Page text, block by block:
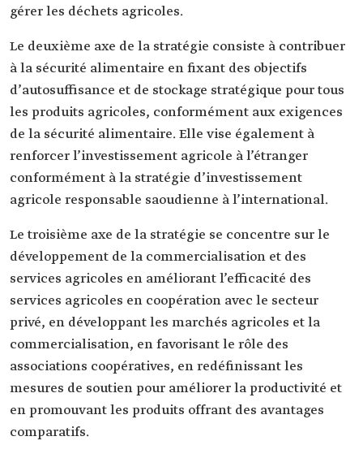
gérer les déchets agricoles.
Le deuxième axe de la stratégie consiste à contribuer
à la sécurité alimentaire en fixant des objectifs
d’autosuffisance et de stockage stratégique pour tous
les produits agricoles, conformément aux exigences
de la sécurité alimentaire. Elle vise également à
renforcer l’investissement agricole à l’étranger
conformément à la stratégie d’investissement
agricole responsable saoudienne à l’international.
Le troisième axe de la stratégie se concentre sur le
développement de la commercialisation et des
services agricoles en améliorant l’efficacité des
services agricoles en coopération avec le secteur
privé, en développant les marchés agricoles et la
commercialisation, en favorisant le rôle des
associations coopératives, en redéfinissant les
mesures de soutien pour améliorer la productivité et
en promouvant les produits offrant des avantages
comparatifs.